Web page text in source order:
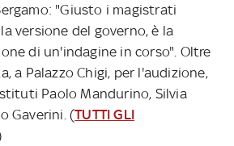
"Giusto i magistrati
versione del governo, è la
di un'indagine in corso". Oltre
a Palazzo Chigi, per l'audizione,
Paolo Mandurino, Silvia
Gaverini. (TUTTI GLI